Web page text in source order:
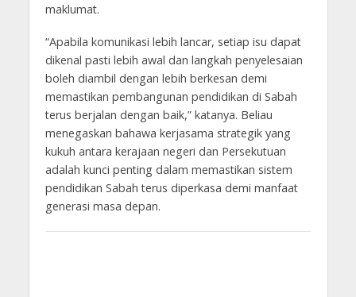
maklumat.
“Apabila komunikasi lebih lancar, setiap isu dapat
dikenal pasti lebih awal dan langkah penyelesaian
boleh diambil dengan lebih berkesan demi
memastikan pembangunan pendidikan di Sabah
terus berjalan dengan baik,” katanya. Beliau
menegaskan bahawa kerjasama strategik yang
kukuh antara kerajaan negeri dan Persekutuan
adalah kunci penting dalam memastikan sistem
pendidikan Sabah terus diperkasa demi manfaat
generasi masa depan.